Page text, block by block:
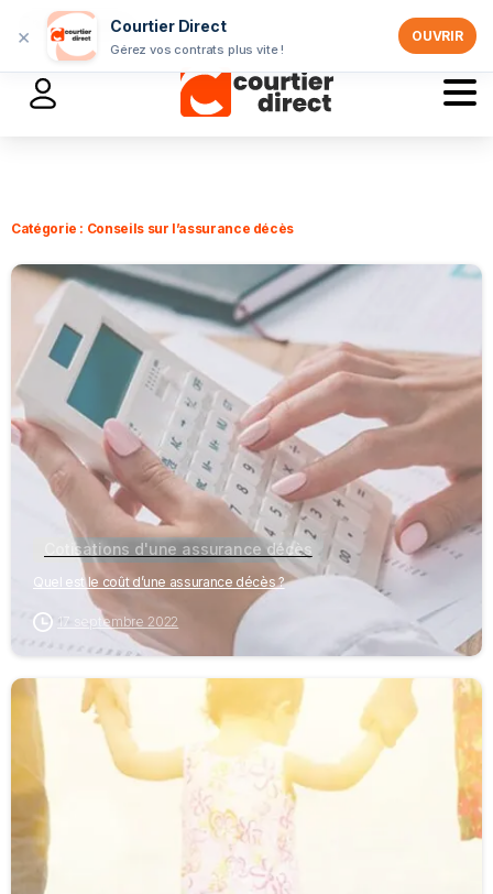
× Courtier Direct
Gérez vos contrats plus vite !
OUVRIR
Professionnels >
Catégorie : Conseils sur l’assurance décès
Cotisations d'une assurance décès
Quel est le coût d’une assurance décès ?
17 septembre 2022